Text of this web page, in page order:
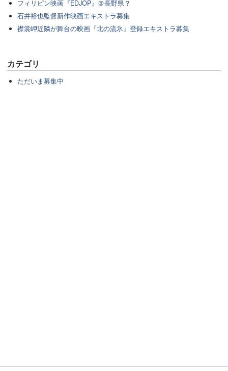
フィリピン映画『EDJOP』＠長野県？
石井裕也監督新作映画エキストラ募集
襟裳岬近隣が舞台の映画『北の流氷』登録エキストラ募集
カテゴリ
ただいま募集中